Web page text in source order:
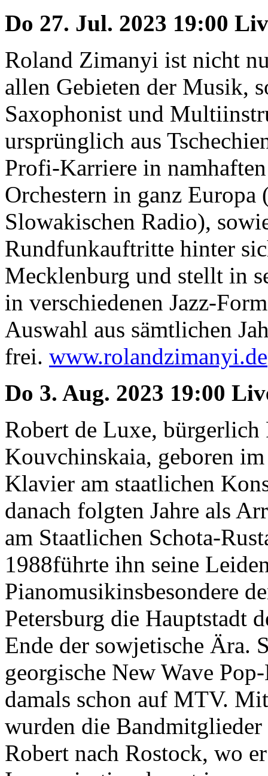
Do 27. Jul. 2023 19:00
Roland Zimanyi ist nicht
allen Gebieten der Musik,
Saxophonist und
ursprünglich aus
Profi-Karriere in
Orchestern in ganz Europa
Slowakischen Radio),
Rundfunkauftritte hinter
Mecklenburg und stellt in
in verschiedenen Jazz-
Auswahl aus sämtlichen
frei. www.rolandzimanyi.de
Do 3. Aug. 2023 19:00
Robert de Luxe, bürgerlich
Kouvchinskaia, geboren
Klavier am staatlichen
danach folgten Jahre als
am Staatlichen Schota-
1988führte ihn seine
Pianomusikinsbesondere
Petersburg die Hauptstadt
Ende der sowjetische Ära.
georgische New Wave
damals schon auf MTV.
wurden die
Robert nach Rostock, wo